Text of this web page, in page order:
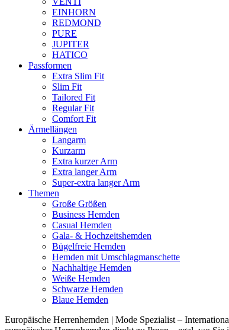
EINHORN
REDMOND
PURE
JUPITER
HATICO
Passformen
Extra Slim Fit
Slim Fit
Tailored Fit
Regular Fit
Comfort Fit
Ärmellängen
Langarm
Kurzarm
Extra kurzer Arm
Extra langer Arm
Super-extra langer Arm
Themen
Große Größen
Business Hemden
Casual Hemden
Gala- & Hochzeitshemden
Bügelfreie Hemden
Hemden mit Umschlagmanschette
Nachhaltige Hemden
Weiße Hemden
Schwarze Hemden
Blaue Hemden
Europäische Herrenhemden | Mode Spezialist –